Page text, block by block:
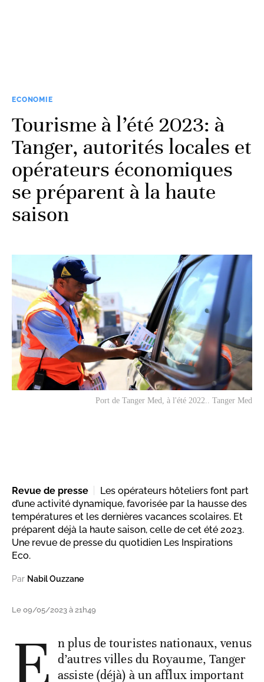
ECONOMIE
Tourisme à l’été 2023: à
Tanger, autorités locales et
opérateurs économiques
se préparent à la haute
saison
Port de Tanger Med, à l'été 2022.. Tanger Med
Revue de presse
Les opérateurs hôteliers font part
d’une activité dynamique, favorisée par la hausse des
températures et les dernières vacances scolaires. Et
préparent déjà la haute saison, celle de cet été 2023.
Une revue de presse du quotidien Les Inspirations
Eco.
Par Nabil Ouzzane
Le 09/05/2023 à 21h49
E n plus de touristes nationaux, venus
d’autres villes du Royaume, Tanger
assiste (déjà) à un afflux important